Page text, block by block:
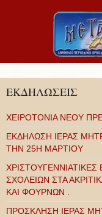
ΕΚΔΗΛΩΣΕΙΣ
ΧΕΙΡΟΤΟΝΙΑ ΝΕΟΥ
ΕΚΔΗΛΩΣΗ ΙΕΡΑΣ
ΤΗΝ 25Η ΜΑΡΤΙΟΥ
ΣΧΟΛΕΙΩΝ ΣΤΑ
ΚΑΙ ΦΟΥΡΝΩΝ .
ΠΡΟΣΚΛΗΣΗ ΙΕΡΑΣ